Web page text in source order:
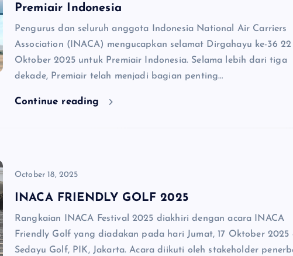
Premiair Indonesia
Pengurus dan seluruh anggota Indonesia National Air Carriers
Association (INACA) mengucapkan selamat Dirgahayu ke-36 22
Oktober 2025 untuk Premiair Indonesia. Selama lebih dari tiga
dekade, Premiair telah menjadi bagian penting…
Continue reading
October 18, 2025
INACA FRIENDLY GOLF 2025
Rangkaian INACA Festival 2025 diakhiri dengan acara INACA
Friendly Golf yang diadakan pada hari Jumat, 17 Oktober 2025
Sedayu Golf, PIK, Jakarta. Acara diikuti oleh stakeholder